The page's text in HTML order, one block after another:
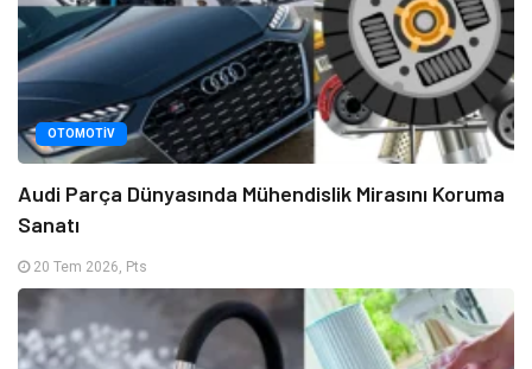
OTOMOTIV
Audi Parça Dünyasında Mühendislik Mirasını Koruma
Sanatı
20 Tem 2026, Pts